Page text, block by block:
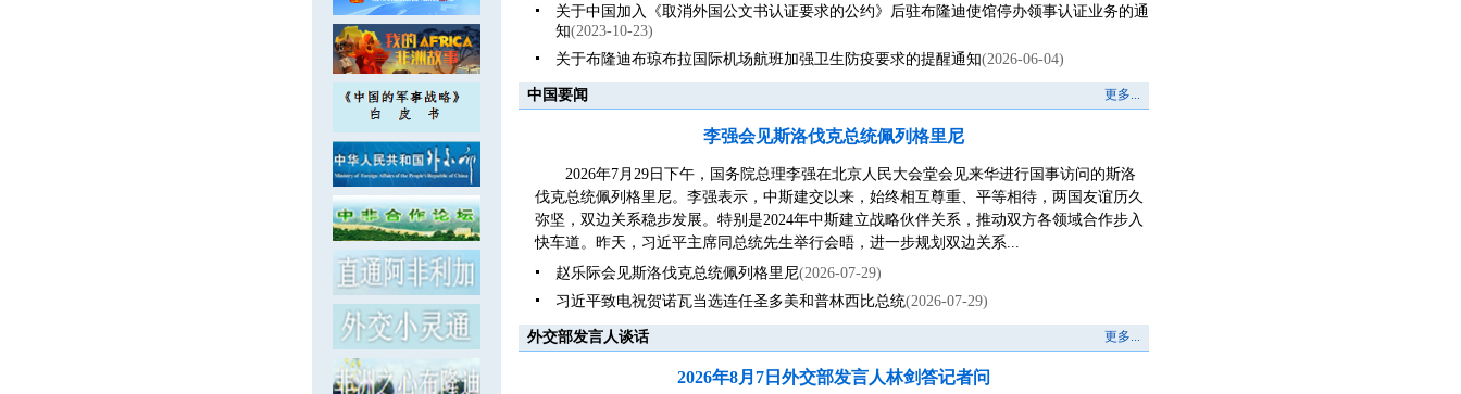
关于中国加入《取消外国公文书认证要求的公约》后驻布隆迪使馆停办领事认证业务的通
知(2023-10-23)
关于布隆迪布琼布拉国际机场航班加强卫生防疫要求的提醒通知(2026-06-04)
中国要闻 更多...
李强会见斯洛伐克总统佩列格里尼
2026年7月29日下午，国务院总理李强在北京人民大会堂会见来华进行国事访问的斯洛
伐克总统佩列格里尼。李强表示，中斯建交以来，始终相互尊重、平等相待，两国友谊历久
弥坚，双边关系稳步发展。特别是2024年中斯建立战略伙伴关系，推动双方各领域合作步入
快车道。昨天，习近平主席同总统先生举行会晤，进一步规划双边关系...
赵乐际会见斯洛伐克总统佩列格里尼(2026-07-29)
习近平致电祝贺诺瓦当选连任圣多美和普林西比总统(2026-07-29)
外交部发言人谈话 更多...
2026年8月7日外交部发言人林剑答记者问